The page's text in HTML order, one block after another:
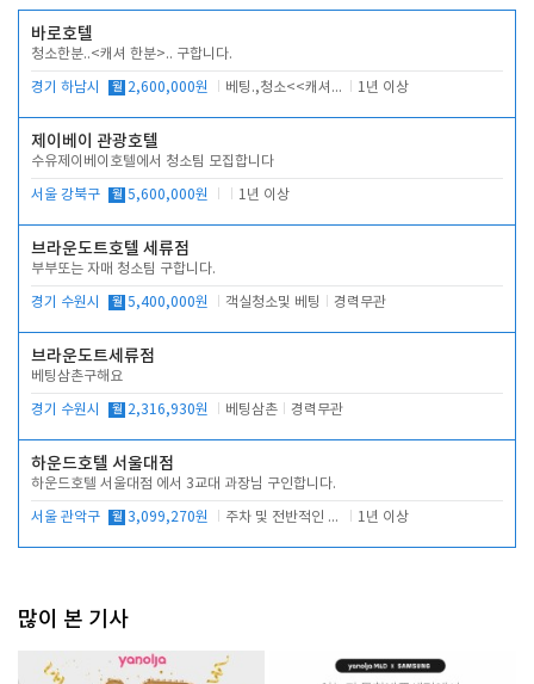
바로호텔
청소한분..<캐셔 한분>.. 구합니다.
경기 하남시 월 2,600,000원 베팅.,청소<<캐셔 모셔봅니다. 1년 이상
제이베이 관광호텔
수유제이베이호텔에서 청소팀 모집합니다
서울 강북구 월 5,600,000원 1년 이상
브라운도트호텔 세류점
부부또는 자매 청소팀 구합니다.
경기 수원시 월 5,400,000원 객실청소및 베팅 경력무관
브라운도트세류점
베팅삼촌구해요
경기 수원시 월 2,316,930원 베팅삼촌 경력무관
하운드호텔 서울대점
하운드호텔 서울대점 에서 3교대 과장님 구인합니다.
서울 관악구 월 3,099,270원 주차 및 전반적인 당번업무 1년 이상
많이 본 기사